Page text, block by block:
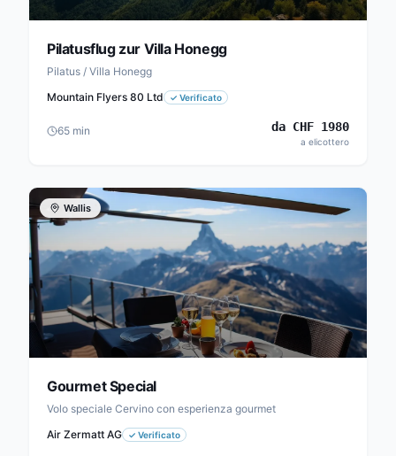
Pilatusflug zur Villa Honegg
Pilatus / Villa Honegg
Mountain Flyers 80 Ltd
✓ Verificato
65 min da CHF 1980
a elicottero
Wallis
Gourmet Special
Volo speciale Cervino con esperienza gourmet
Air Zermatt AG
✓ Verificato